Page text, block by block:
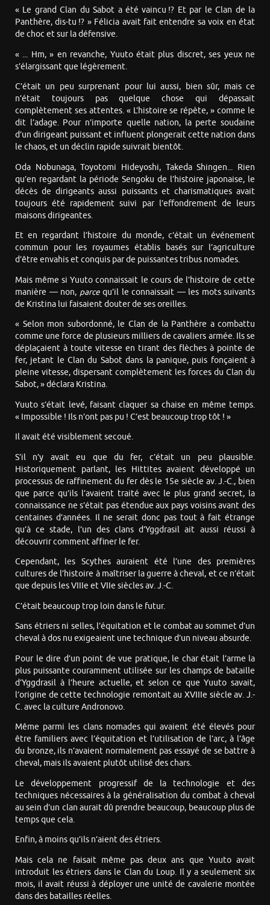
« Le grand Clan du Sabot a été vaincu !? Et par le Clan de la
Panthère, dis-tu !? » Félicia avait fait entendre sa voix en état
de choc et sur la défensive.
« ... Hm, » en revanche, Yuuto était plus discret, ses yeux ne
s’élargissant que légèrement.
C’était un peu surprenant pour lui aussi, bien sûr, mais ce
n’était toujours pas quelque chose qui dépassait
complètement ses attentes. « L’histoire se répète, » comme le
dit l’adage. Pour n’importe quelle nation, la perte soudaine
d’un dirigeant puissant et influent plongerait cette nation dans
le chaos, et un déclin rapide suivrait bientôt.
Oda Nobunaga, Toyotomi Hideyoshi, Takeda Shingen... Rien
qu’en regardant la période Sengoku de l’histoire japonaise, le
décès de dirigeants aussi puissants et charismatiques avait
toujours été rapidement suivi par l’effondrement de leurs
maisons dirigeantes.
Et en regardant l’histoire du monde, c’était un événement
commun pour les royaumes établis basés sur l’agriculture
d’être envahis et conquis par de puissantes tribus nomades.
Mais même si Yuuto connaissait le cours de l’histoire de cette
manière — non, parcequ’il le connaissait — les mots suivants
de Kristina lui faisaient douter de ses oreilles.
« Selon mon subordonné, le Clan de la Panthère a combattu
comme une force de plusieurs milliers de cavaliers armée. Ils se
déplaçaient à toute vitesse en tirant des flèches à pointe de
fer, jetant le Clan du Sabot dans la panique, puis fonçaient à
pleine vitesse, dispersant complètement les forces du Clan du
Sabot, » déclara Kristina.
Yuuto s’était levé, faisant claquer sa chaise en même temps.
« Impossible ! Ils n’ont pas pu ! C’est beaucoup trop tôt ! »
Il avait été visiblement secoué.
S’il n’y avait eu que du fer, c’était un peu plausible.
Historiquement parlant, les Hittites avaient développé un
processus de raffinement du fer dès le 15e siècle av. J.-C., bien
que parce qu’ils l’avaient traité avec le plus grand secret, la
connaissance ne s’était pas étendue aux pays voisins avant des
centaines d’années. Il ne serait donc pas tout à fait étrange
qu’à ce stade, l’un des clans d’Yggdrasil ait aussi réussi à
découvrir comment affiner le fer.
Cependant, les Scythes auraient été l’une des premières
cultures de l’histoire à maîtriser la guerre à cheval, et ce n’était
que depuis les VIIIe et VIIe siècles av. J.-C.
C’était beaucoup trop loin dans le futur.
Sans étriers ni selles, l’équitation et le combat au sommet d’un
cheval à dos nu exigeaient une technique d’un niveau absurde.
Pour le dire d’un point de vue pratique, le char était l’arme la
plus puissante couramment utilisée sur les champs de bataille
d’Yggdrasil à l’heure actuelle, et selon ce que Yuuto savait,
l’origine de cette technologie remontait au XVIIIe siècle av. J.-
C. avec la culture Andronovo.
Même parmi les clans nomades qui avaient été élevés pour
être familiers avec l’équitation et l’utilisation de l’arc, à l’âge
du bronze, ils n’avaient normalement pas essayé de se battre à
cheval, mais ils avaient plutôt utilisé des chars.
Le développement progressif de la technologie et des
techniques nécessaires à la généralisation du combat à cheval
au sein d’un clan aurait dû prendre beaucoup, beaucoup plus de
temps que cela.
Enfin, à moins qu’ils n’aient des étriers.
Mais cela ne faisait même pas deux ans que Yuuto avait
introduit les étriers dans le Clan du Loup. Il y a seulement six
mois, il avait réussi à déployer une unité de cavalerie montée
dans des batailles réelles.